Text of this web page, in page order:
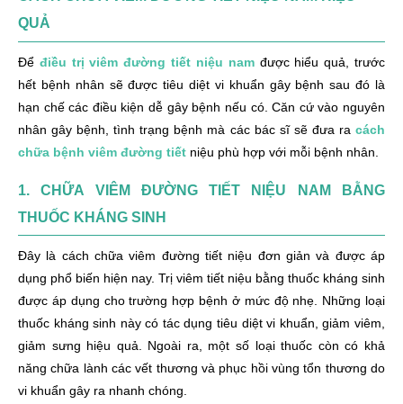
QUẢ
Để điều trị viêm đường tiết niệu namđược hiểu quả, trước
hết bệnh nhân sẽ được tiêu diệt vi khuẩn gây bệnh sau đó là
hạn chế các điều kiện dễ gây bệnh nếu có. Căn cứ vào nguyên
nhân gây bệnh, tình trạng bệnh mà các bác sĩ sẽ đưa ra cách
chữa bệnh viêm đường tiết niệu phù hợp với mỗi bệnh nhân.
1. CHỮA VIÊM ĐƯỜNG TIẾT NIỆU NAM BẰNG
THUỐC KHÁNG SINH
Đây là cách chữa viêm đường tiết niệu đơn giản và được áp
dụng phổ biến hiện nay. Trị viêm tiết niệu bằng thuốc kháng sinh
được áp dụng cho trường hợp bệnh ở mức độ nhẹ. Những loại
thuốc kháng sinh này có tác dụng tiêu diệt vi khuẩn, giảm viêm,
giảm sưng hiệu quả. Ngoài ra, một số loại thuốc còn có khả
năng chữa lành các vết thương và phục hồi vùng tổn thương do
vi khuẩn gây ra nhanh chóng.